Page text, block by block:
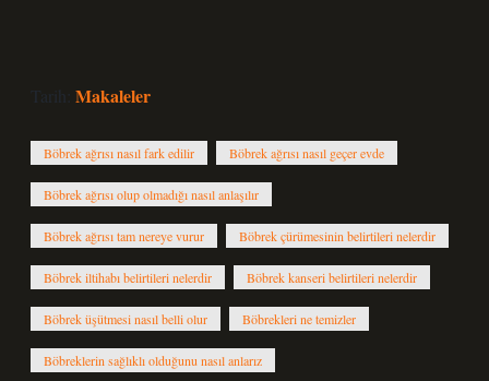
Tarih: Makaleler
Böbrek ağrısı nasıl fark edilir Böbrek ağrısı nasıl geçer evde
Böbrek ağrısı olup olmadığı nasıl anlaşılır
Böbrek ağrısı tam nereye vurur Böbrek çürümesinin belirtileri nelerdir
Böbrek iltihabı belirtileri nelerdir Böbrek kanseri belirtileri nelerdir
Böbrek üşütmesi nasıl belli olur Böbrekleri ne temizler
Böbreklerin sağlıklı olduğunu nasıl anlarız